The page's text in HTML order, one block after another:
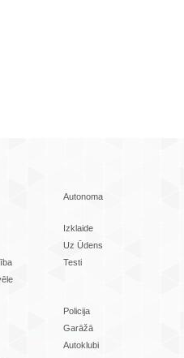
Autonoma
Izklaide
Uz Ūdens
Testi
Policija
Garāžā
Autoklubi